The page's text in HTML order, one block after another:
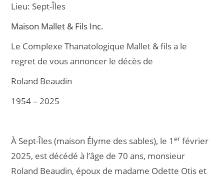
Lieu: Sept-Îles
Maison Mallet & Fils Inc.
Le Complexe Thanatologique Mallet & fils a le
regret de vous annoncer le décès de
Roland Beaudin
1954 – 2025
À Sept-Îles (maison Élyme des sables), le 1er février
2025, est décédé à l’âge de 70 ans, monsieur
Roland Beaudin, époux de madame Odette Otis et